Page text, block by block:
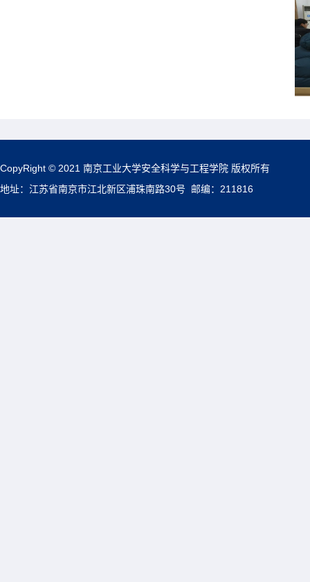
CopyRight © 2021 南京工业大学安全科学与工程学院 版权所有
地址：江苏省南京市江北新区浦珠南路30号 邮编：211816